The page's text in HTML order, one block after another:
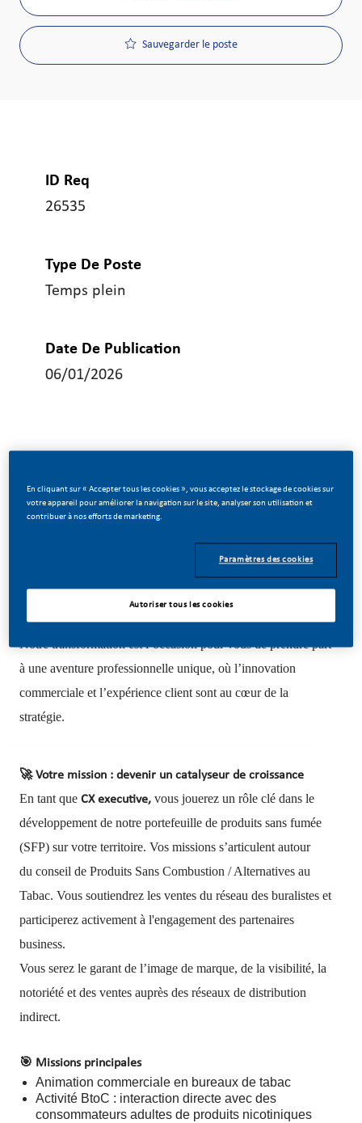
Sauvegarder le poste
ID Req
26535
Type De Poste
Temps plein
Date De Publication
06/01/2026
CDD 6 mois à partir de Juin 2026
PMI (Philip Morris International) se réinvente avec un
objectif clair : construire un avenir sans fumée.
Notre transformation est l’occasion pour vous de prendre part
à une aventure professionnelle unique, où l’innovation
commerciale et l’expérience client sont au cœur de la
stratégie.
🚀Votre mission : devenir un catalyseur de croissance
En tant que CX executive, vous jouerez un rôle clé dans le
développement de notre portefeuille de produits sans fumée
(SFP) sur votre territoire. Vos missions s’articulent autour
du conseil de Produits Sans Combustion / Alternatives au
Tabac. Vous soutiendrez les ventes du réseau des buralistes et
participerez activement à l'engagement des partenaires
business.
Vous serez le garant de l’image de marque, de la visibilité, la
notoriété et des ventes auprès des réseaux de distribution
indirect.
🎯 Missions principales
Animation commerciale en bureaux de tabac
Activité BtoC : interaction directe avec des
consommateurs adultes de produits nicotiniques
En cliquant sur « Accepter tous les cookies », vous acceptez le stockage de cookies sur
votre appareil pour améliorer la navigation sur le site, analyser son utilisation et
contribuer à nos efforts de marketing.
Paramètres des cookies
Autoriser tous les cookies